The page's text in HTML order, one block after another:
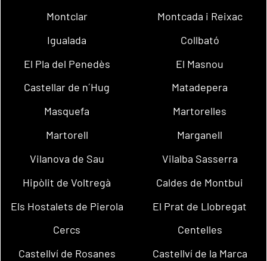
Montclar
Montcada i Reixac
Igualada
Collbató
El Pla del Penedès
El Masnou
Castellar de n´Hug
Matadepera
Masquefa
Martorelles
Martorell
Marganell
Vilanova de Sau
Vilalba Sasserra
Hipòlit de Voltregà
Caldes de Montbui
Els Hostalets de Pierola
El Prat de Llobregat
Cercs
Centelles
Castellví de Rosanes
Castellví de la Marca